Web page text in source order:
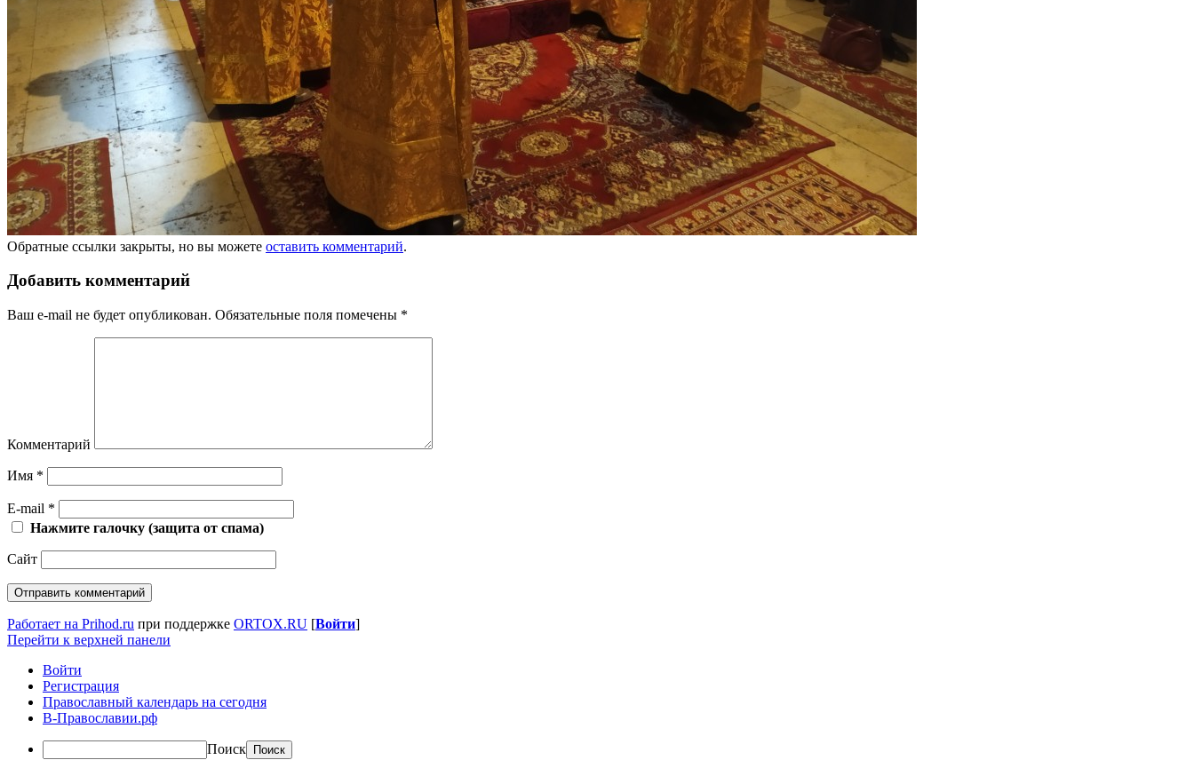
Обратные ссылки закрыты, но вы можете оставить комментарий.
Добавить комментарий
Ваш e-mail не будет опубликован. Обязательные поля помечены *
Комментарий
Имя *
E-mail *
Нажмите галочку (защита от спама)
Сайт
Работает на Prihod.ru при поддержке ORTOX.RU [Войти]
Перейти к верхней панели
Войти
Регистрация
Православный календарь на сегодня
В-Православии.рф
Поиск